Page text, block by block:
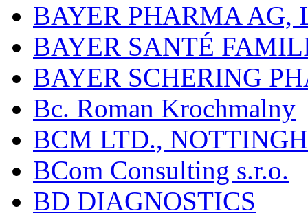
BAYER PHARMA AG,
BAYER SANTÉ
BAYER SCHERING
Bc. Roman Krochmalny
BCM LTD.,
BCom Consulting s.r.o.
BD DIAGNOSTICS